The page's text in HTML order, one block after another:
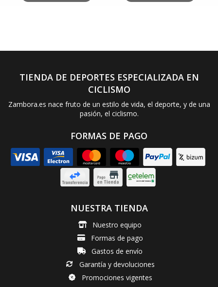
TIENDA DE DEPORTES ESPECIALIZADA EN
CICLISMO
Zambora.es nace fruto de un estilo de vida, el deporte, y de una
pasión, el ciclismo.
FORMAS DE PAGO
NUESTRA TIENDA
Nuestro equipo
Formas de pago
Gastos de envío
Garantía y devoluciones
Promociones vigentes